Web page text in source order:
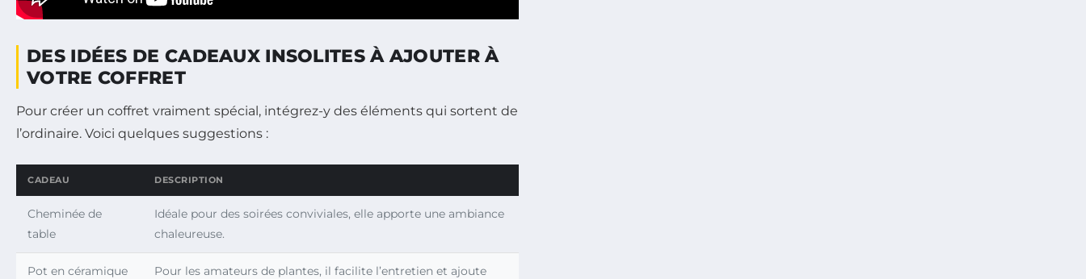
DES IDÉES DE CADEAUX INSOLITES À AJOUTER À
VOTRE COFFRET
Pour créer un coffret vraiment spécial, intégrez-y des éléments qui sortent de
l’ordinaire. Voici quelques suggestions :
CADEAU DESCRIPTION
Cheminée de
table
Idéale pour des soirées conviviales, elle apporte une ambiance
chaleureuse.
Pot en céramique
Pour les amateurs de plantes, il facilite l’entretien et ajoute